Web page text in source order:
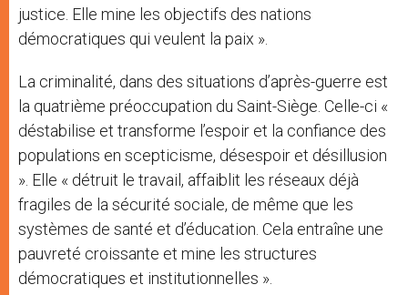
justice. Elle mine les objectifs des nations
démocratiques qui veulent la paix ».
La criminalité, dans des situations d’après-guerre est
la quatrième préoccupation du Saint-Siège. Celle-ci «
déstabilise et transforme l’espoir et la confiance des
populations en scepticisme, désespoir et désillusion
». Elle « détruit le travail, affaiblit les réseaux déjà
fragiles de la sécurité sociale, de même que les
systèmes de santé et d’éducation. Cela entraîne une
pauvreté croissante et mine les structures
démocratiques et institutionnelles ».